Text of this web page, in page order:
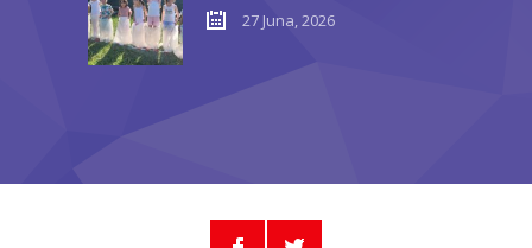
27 Juna, 2026